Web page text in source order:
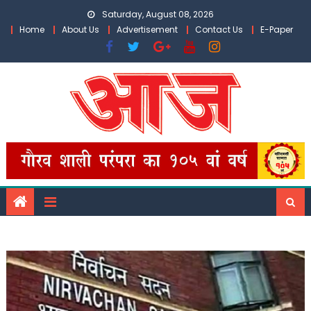
Saturday, August 08, 2026
Home
About Us Advertisement Contact Us E-Paper